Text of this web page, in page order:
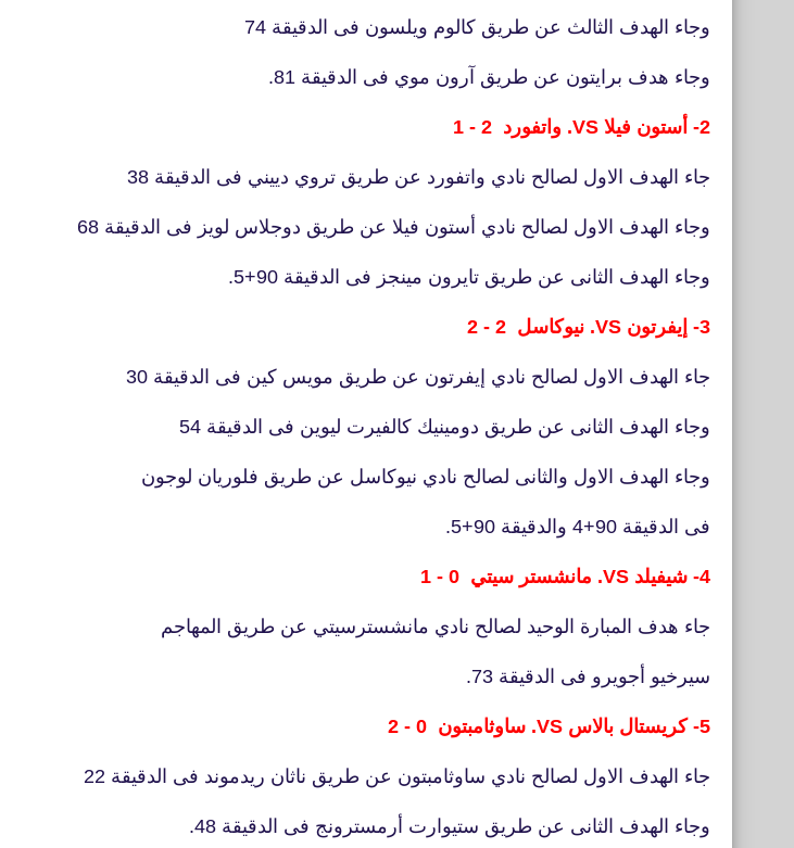
وجاء الهدف الثالث عن طريق كالوم ويلسون فى الدقيقة 74
وجاء هدف برايتون عن طريق آرون موي فى الدقيقة 81.
2- أستون فيلا VS. واتفورد 2 - 1
جاء الهدف الاول لصالح نادي واتفورد عن طريق تروي دييني فى الدقيقة 38
وجاء الهدف الاول لصالح نادي أستون فيلا عن طريق دوجلاس لويز فى الدقيقة 68
وجاء الهدف الثانى عن طريق تايرون مينجز فى الدقيقة 90+5.
3- إيفرتون VS. نيوكاسل 2 - 2
جاء الهدف الاول لصالح نادي إيفرتون عن طريق مويس كين فى الدقيقة 30
وجاء الهدف الثانى عن طريق دومينيك كالفيرت ليوين فى الدقيقة 54
وجاء الهدف الاول والثانى لصالح نادي نيوكاسل عن طريق فلوريان لوجون
فى الدقيقة 90+4 والدقيقة 90+5.
4- شيفيلد VS. مانشستر سيتي 0 - 1
جاء هدف المبارة الوحيد لصالح نادي مانشسترسيتي عن طريق المهاجم
سيرخيو أجويرو فى الدقيقة 73.
5- كريستال بالاس VS. ساوثامبتون 0 - 2
جاء الهدف الاول لصالح نادي ساوثامبتون عن طريق ناثان ريدموند فى الدقيقة 22
وجاء الهدف الثانى عن طريق ستيوارت أرمسترونج فى الدقيقة 48.